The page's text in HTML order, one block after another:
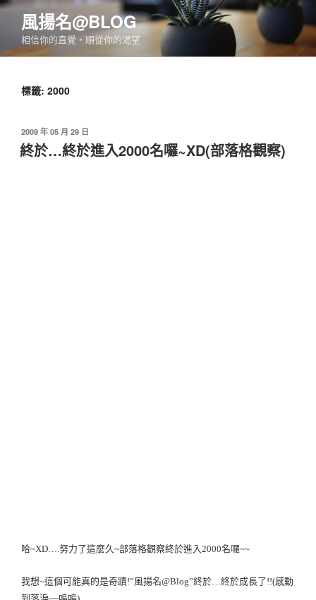
跳
要
風揚名@BLOG
相信你的直覺‧順從你的渴望
標籤: 2000
發
佈
於
2009 年 05 月 29 日
終於…終於進入2000名囉~XD(部落格觀察)
哈~XD….努力了這麼久~部落格觀察終於進入2000名囉~~
我想~這個可能真的是奇蹟!”風揚名@Blog”終於…終於成長了!!(感動